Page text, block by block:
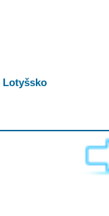
Lotyšsko